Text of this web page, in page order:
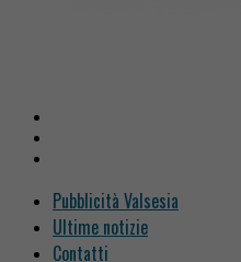
Pubblicità Valsesia
Ultime notizie
Contatti